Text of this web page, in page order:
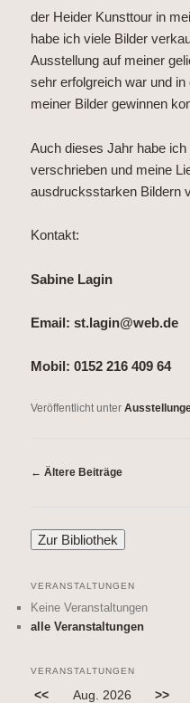
der Heider Kunsttour in
habe ich viele Bilder
Ausstellung auf meiner
sehr erfolgreich war und
meiner Bilder gewinnen
Auch dieses Jahr habe
verschrieben und meine
ausdrucksstarken Bildern
Kontakt:
Sabine Lagin
Email: st.lagin@web.de
Mobil: 0152 216 409 64
Veröffentlicht unter
Beitrags-
← Ältere Beiträge
VERANSTALTUNGEN
Keine Veranstaltungen
alle Veranstaltungen
VERANSTALTUNGEN
<< Aug. 2026 >>